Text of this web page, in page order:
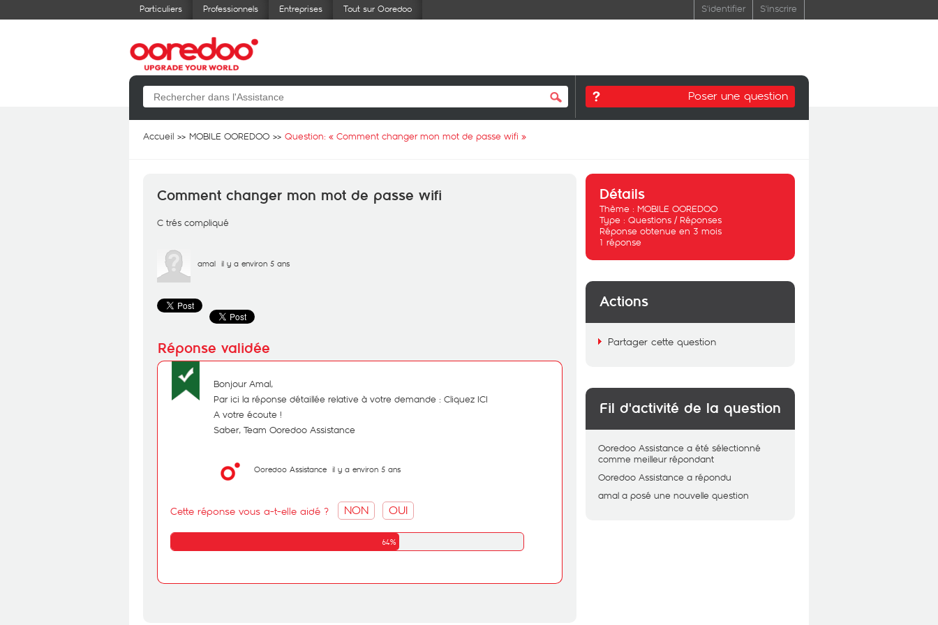
Particuliers Professionnels Entreprises Tout sur Ooredoo S'identifier S'inscrire
Poser une question
Accueil MOBILE OOREDOO Question: « Comment changer mon mot de passe wifi »
Comment changer mon mot de passe wifi
C trés compliqué
amal il y a environ 5 ans
Bonjour Amal,
Par ici la réponse détaillée relative à votre demande : Cliquez ICI
A votre écoute !
Saber, Team Ooredoo Assistance
Ooredoo Assistance il y a environ 5 ans
Cette réponse vous a-t-elle aidé ? NON OUI
64%
Détails
Thème : MOBILE OOREDOO
Type : Questions / Réponses
Réponse obtenue en 3 mois
1 réponse
Actions
Partager cette question
Fil d'activité de la question
Ooredoo Assistance a été sélectionné
comme meilleur répondant
Ooredoo Assistance a répondu
amal a posé une nouvelle question